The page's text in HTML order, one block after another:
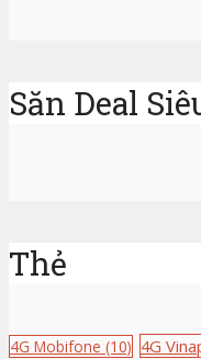
Săn Deal
Thẻ
4G Mobifone (10) 4G